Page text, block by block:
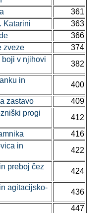
361
Katarini
363
366
zveze
374
v njihovi
382
in
400
zastavo
409
progi
412
416
in
422
preboj čez
424
agitacijsko-
436
447